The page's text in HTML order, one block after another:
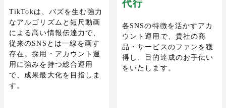
TikTokは、バズを生む強力
なアルゴリズムと短尺動画
による高い情報伝達力で、
従来のSNSとは一線を画す
存在。採用・アカウント運
用に強みを持つ総合運用
で、成果最大化を目指しま
す。
代行
各SNSの特徴を活かすアカ
ウント運用で、貴社の商
品・サービスのファンを獲
得し、目的達成のお手伝い
をいたします。